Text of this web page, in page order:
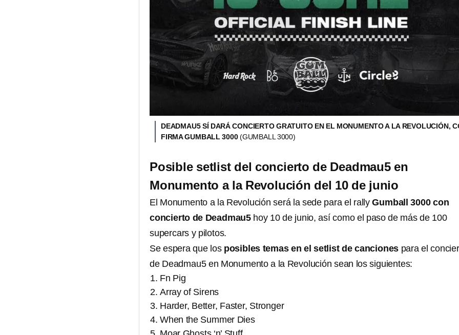
DEADMAU5 SÍ DARÁ CONCIERTO GRATUITO EN EL MONUMENTO A LA REVOLUCIÓN,
FIRMA GUMBALL 3000(GUMBALL 3000)
Posible setlist del concierto de Deadmau5 en
Monumento a la Revolución del 10 de junio
El Monumento a la Revolución será la sede para el rally Gumball 3000 con
concierto de Deadmau5 hoy 10 de junio, así como el paso de más de 100
supercars y pilotos.
Se espera que los posibles temas en el setlist de canciones para el
de Deadmau5 en Monumento a la Revolución sean los siguientes:
Fn Pig
Array of Sirens
Harder, Better, Faster, Stronger
When the Summer Dies